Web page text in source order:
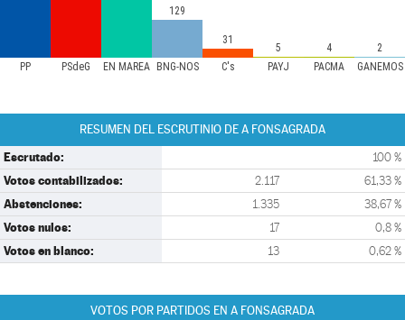
PP PSdeG EN MAREA BNG-NÓS C's PAYJ PACMA GAÑEMOS
129
31
5 4 2
RESUMEN DEL ESCRUTINIO DE A FONSAGRADA
Escrutado: 100 %
Votos contabilizados: 2.117 61,33 %
Abstenciones: 1.335 38,67 %
Votos nulos: 17 0,8 %
Votos en blanco: 13 0,62 %
VOTOS POR PARTIDOS EN A FONSAGRADA